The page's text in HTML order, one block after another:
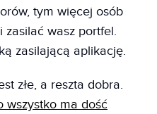
tym więcej osób
zasilać wasz portfel.
zasilającą aplikację.
złe, a reszta dobra.
wszystko ma dość